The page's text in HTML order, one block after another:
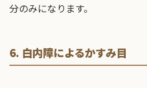
分のみになります。
6. 白内障によるかすみ目